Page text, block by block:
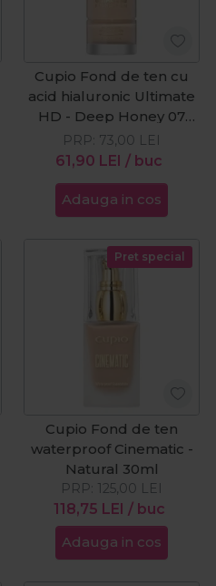
Cupio Fond de ten cu
acid hialuronic Ultimate
HD - Deep Honey 07
30ml
61,90 LEI / buc
PRP: 73,00 LEI
Adauga in cos
Pret special
Cupio Fond de ten
waterproof Cinematic -
Natural 30ml
118,75 LEI / buc
PRP: 125,00 LEI
Adauga in cos